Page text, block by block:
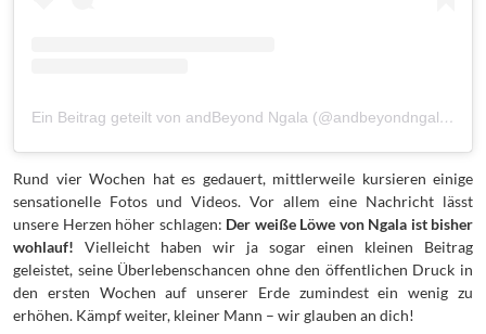
Ein Beitrag geteilt von andBeyond Ngala (@andbeyondngala)
Rund vier Wochen hat es gedauert, mittlerweile kursieren einige
sensationelle Fotos und Videos. Vor allem eine Nachricht lässt
unsere Herzen höher schlagen: Der weiße Löwe von Ngala ist bisher
wohlauf! Vielleicht haben wir ja sogar einen kleinen Beitrag
geleistet, seine Überlebenschancen ohne den öffentlichen Druck in
den ersten Wochen auf unserer Erde zumindest ein wenig zu
erhöhen. Kämpf weiter, kleiner Mann – wir glauben an dich!